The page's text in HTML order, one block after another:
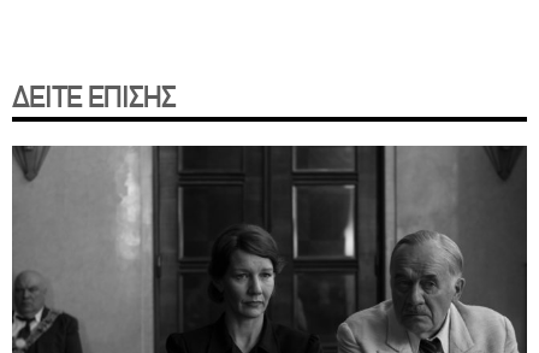
ΔΕΙΤΕ ΕΠΙΣΗΣ